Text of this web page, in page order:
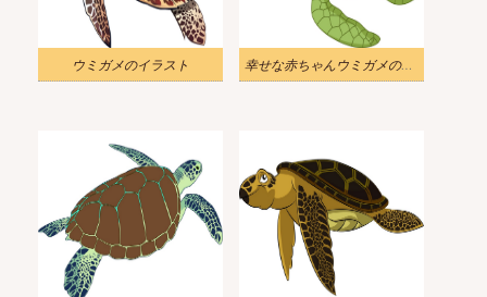
ウミガメのイラスト 幸せな赤ちゃんウミガメのイラスト